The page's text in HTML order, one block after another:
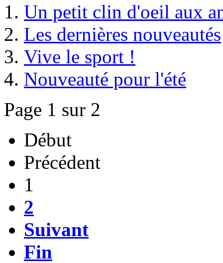
Un petit clin d'oeil aux
Les dernières nouveautés
Vive le sport !
Nouveauté pour l'été
Page 1 sur 2
Début
Précédent
1
2
Suivant
Fin